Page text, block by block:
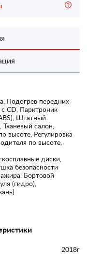
Подогрев передних
CD, Парктроник
Штатный
салон,
высоте, Регулировка
по высоте,
диски,
безопасности
Бортовой
(гидро),
2018г